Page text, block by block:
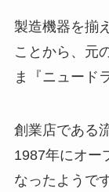
製造機器を揃
ことから、元
ま『ニュード
創業店である
1987年にオー
なったようです